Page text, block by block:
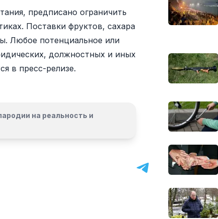
предписано ограничить
Поставки фруктов, сахара
Любое потенциальное или
должностных и иных
в пресс-релизе.
на реальность и